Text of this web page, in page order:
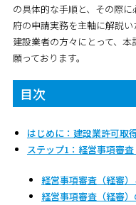
の具体的な手順と、その際
府の申請実務を主軸に解説
建設業者の方々にとって、
願っております。
目次
はじめに：建設業許可取
ステップ1：経営事項審
経営事項審査（経審）
経営事項審査（経審